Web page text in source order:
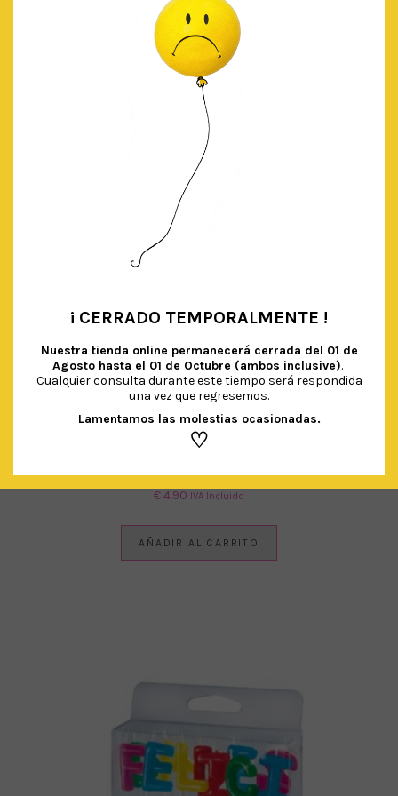
AÑADIR AL CARRITO
€4.90 IVA Incluido
AÑADIR AL CARRITO
¡ CERRADO TEMPORALMENTE !
Nuestra tienda online permanecerá cerrada del 01 de
Agosto hasta el 01 de Octubre (ambos inclusive).
Cualquier consulta durante este tiempo será respondida
una vez que regresemos.
Lamentamos las molestias ocasionadas.
♡